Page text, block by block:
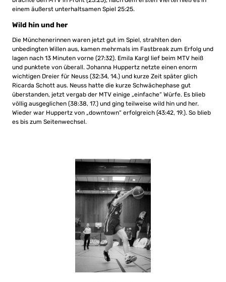
einem äußerst unterhaltsamen Spiel 25:25.
Wild hin und her
Die Münchenerinnen waren jetzt gut im Spiel, strahlten den
unbedingten Willen aus, kamen mehrmals im Fastbreak zum Erfolg und
lagen nach 13 Minuten vorne (27:32). Emila Kargl lief beim MTV heiß
und punktete von überall. Johanna Huppertz netzte einen enorm
wichtigen Dreier für Neuss (32:34, 14.) und kurze Zeit später glich
Ricarda Schott aus. Neuss hatte die kurze Schwächephase gut
überstanden, jetzt vergab der MTV einige „einfache“ Würfe. Es blieb
völlig ausgeglichen (38:38, 17.) und ging teilweise wild hin und her.
Wieder war Huppertz von „downtown“ erfolgreich (43:42, 19.). So blieb
es bis zum Seitenwechsel.